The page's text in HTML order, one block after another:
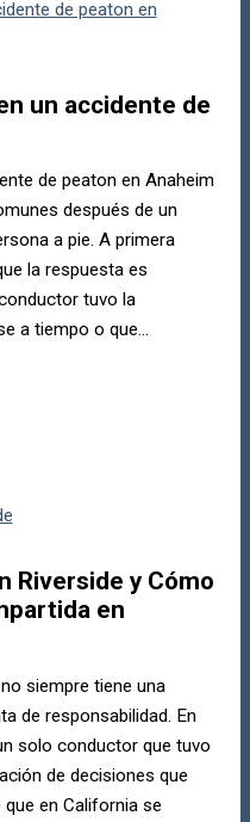
un accidente de
de peaton en Anaheim
después de un
a pie. A primera
la respuesta es
tuvo la
a tiempo o que...
Riverside y Cómo
en
siempre tiene una
de responsabilidad. En
solo conductor que tuvo
de decisiones que
en California se